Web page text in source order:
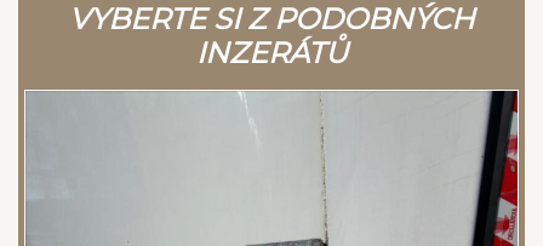
VYBERTE SI Z PODOBNÝCH
INZERÁTŮ